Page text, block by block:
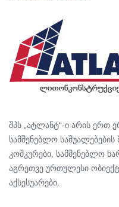
შპს „ატლანტ“-ი არის ერთ
სამშენებლო
კოშკურები, სამშენებლო
აგრეთვე ურთულესი
აქსესუარები.